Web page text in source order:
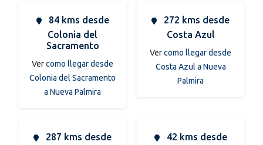
84 kms desde
Colonia del
Sacramento
Vercomo llegar desde
Colonia del Sacramento
a Nueva Palmira
272 kms desde
Costa Azul
Vercomo llegar desde
Costa Azul a Nueva
Palmira
287 kms desde
42 kms desde